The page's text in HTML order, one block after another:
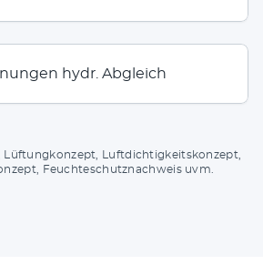
hydr. Abgleich
Lüf­tung­kon­zept, Luft­dich­tig­keits­kon­zept,
Feuch­te­schutz­nach­weis uvm.